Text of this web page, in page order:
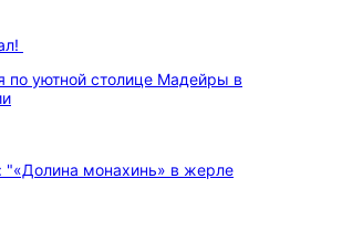
по уютной столице Мадейры в